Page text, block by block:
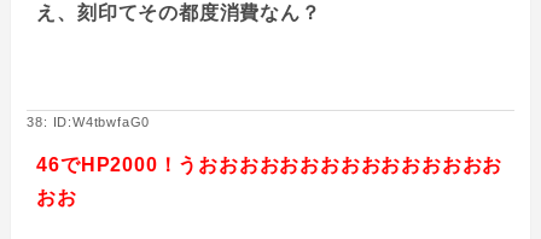
え、刻印てその都度消費なん？
38: ID:W4tbwfaG0
46でHP2000！うおおおおおおおおおおおおおおお
おお